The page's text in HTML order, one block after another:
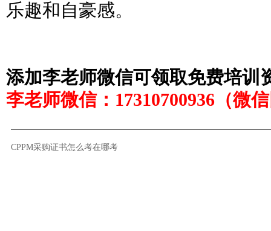
乐趣和自豪感。
添加李老师微信可领取免费培训
李老师微信：17310700936（微
CPPM采购证书怎么考在哪考